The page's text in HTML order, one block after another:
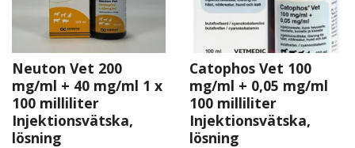
Neuton Vet 200
mg/ml + 40 mg/ml 1 x
100 milliliter
Injektionsvätska,
lösning
Catophos Vet 100
mg/ml + 0,05 mg/ml
100 milliliter
Injektionsvätska,
lösning